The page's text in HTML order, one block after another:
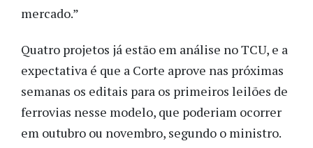
mercado.”
Quatro projetos já estão em análise no TCU, e a
expectativa é que a Corte aprove nas próximas
semanas os editais para os primeiros leilões de
ferrovias nesse modelo, que poderiam ocorrer
em outubro ou novembro, segundo o ministro.